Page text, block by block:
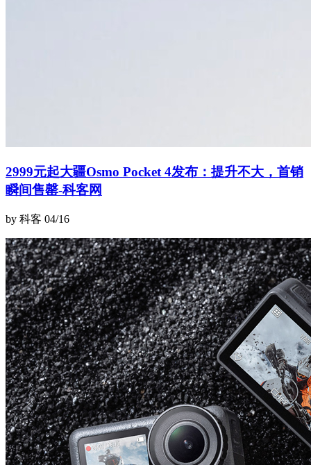
2999元起大疆Osmo Pocket 4发布：提升不大，首销
瞬间售罄-科客网
by 科客 04/16